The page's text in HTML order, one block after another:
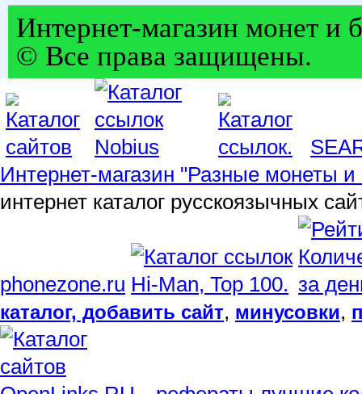
Интернет-магазин монет и
© Все права защищены.
Интернет-магазин "Разные монеты и
интернет каталог русскоязычных
phonezone.ru
каталог, добавить сайт, минусовки,